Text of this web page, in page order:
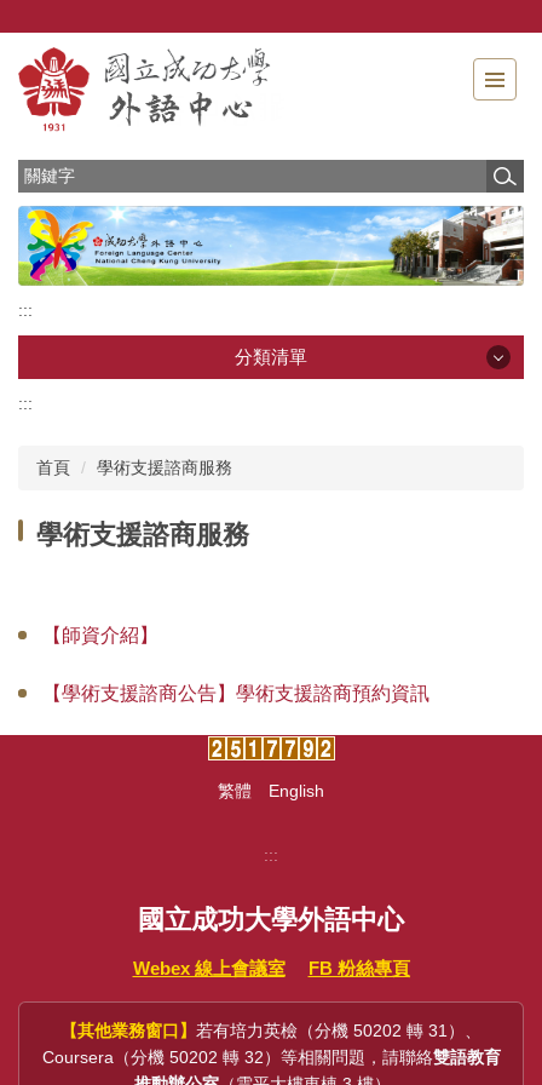
主
要
區
:::
分類清單
最新消息
中心介紹
教學設施
場地借用
各類申請表單
大學雙語教師專業發展中心(EMI PD CENTER)
:::
首頁 學術支援諮商服務
學術支援諮商服務
【師資介紹】
【學術支援諮商公告】學術支援諮商預約資訊
繁體 English
:::
國立成功大學外語中心
Webex 線上會議室 FB 粉絲專頁
【其他業務窗口】 若有培力英檢（分機 50202 轉 31）、
Coursera（分機 50202 轉 32）等相關問題，請聯絡雙語教育